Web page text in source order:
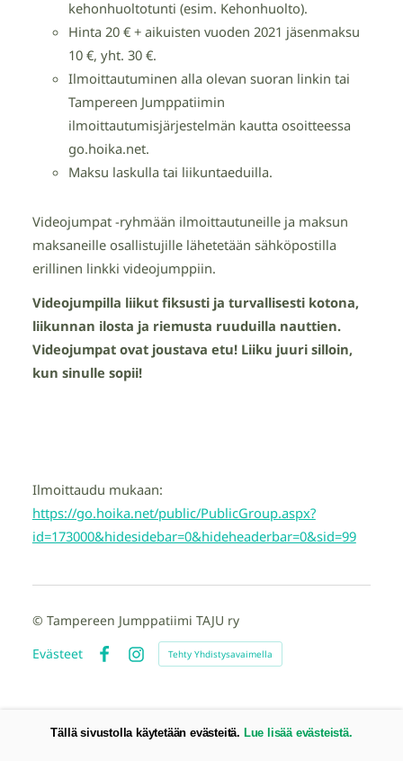
kehonhuoltotunti (esim. Kehonhuolto).
Hinta 20 € + aikuisten vuoden 2021 jäsenmaksu
10 €, yht. 30 €.
Ilmoittautuminen alla olevan suoran linkin tai
Tampereen Jumppatiimin
ilmoittautumisjärjestelmän kautta osoitteessa
go.hoika.net.
Maksu laskulla tai liikuntaeduilla.
Videojumpat -ryhmään ilmoittautuneille ja maksun
maksaneille osallistujille lähetetään sähköpostilla
erillinen linkki videojumppiin.
Videojumpilla liikut fiksusti ja turvallisesti kotona,
liikunnan ilosta ja riemusta ruuduilla nauttien.
Videojumpat ovat joustava etu! Liiku juuri silloin,
kun sinulle sopii!
Ilmoittaudu mukaan:
https://go.hoika.net/public/PublicGroup.aspx?
id=173000&hidesidebar=0&hideheaderbar=0&sid=99
© Tampereen Jumppatiimi TAJU ry
Evästeet
Instagram
Tehty Yhdistysavaimella
Tällä sivustolla käytetään evästeitä. Lue lisää evästeistä.